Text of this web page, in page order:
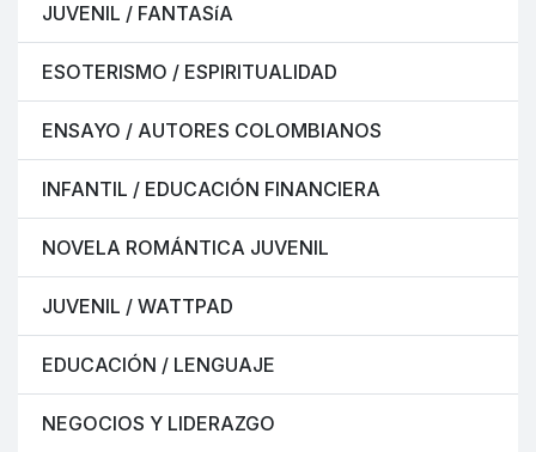
JUVENIL / FANTASíA
ESOTERISMO / ESPIRITUALIDAD
ENSAYO / AUTORES COLOMBIANOS
INFANTIL / EDUCACIÓN FINANCIERA
NOVELA ROMÁNTICA JUVENIL
JUVENIL / WATTPAD
EDUCACIÓN / LENGUAJE
NEGOCIOS Y LIDERAZGO